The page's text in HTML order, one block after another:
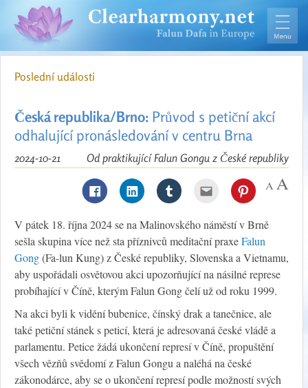
Poslední události
Česká republika/Brno: Průvod s petiční akcí
odhalující pronásledování v centru Brna
Od praktikující Falun Gongu z České republiky
2024-10-21
V pátek 18. října 2024 se na Malinovského náměstí v Brně
sešla skupina více než sta příznivců meditační praxeFalun
Gong(Fa-lun Kung) z České republiky, Slovenska a Vietnamu,
aby uspořádali osvětovou akci upozorňující na násilné represe
probíhající v Číně, kterým Falun Gong čelí už od roku 1999.
Na akci byli k vidění bubenice, čínský drak a tanečnice, ale
také petiční stánek s peticí, která je adresovaná české vládě a
parlamentu. Petice žádá ukončení represí v Číně, propuštění
všech vězňů svědomí z Falun Gongu a naléhá na české
zákonodárce, aby se o ukončení represí podle možností svých